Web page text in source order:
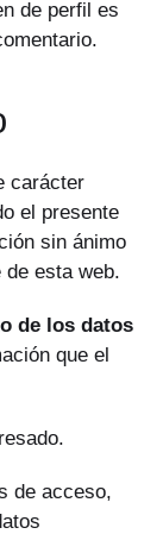
de perfil es
carácter
el presente
sin ánimo
de esta web.
de los datos
que el
de acceso,